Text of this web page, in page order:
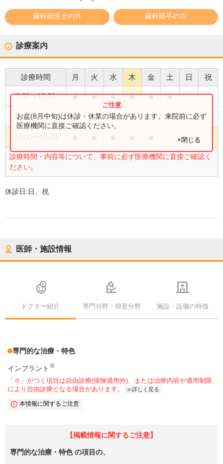
歯科衛生士の方 歯科助手の方
診療案内
診療時間 月 火 水 木 金 土 日 祝
9:00〜13:00 ● ● ● ● ● ●
14:00〜18:00 ●
診療時間・内容等について、事前に必ず医療機関に直接ご確認く
ださい。
お盆(8月中旬)は休診・休業の場合があります。来院前に必ず
医療機関に直接ご確認ください。
×閉じる
休診日:日、祝
医師・施設情報
ドクター紹介 専門分野・得意分野 施設・設備の特徴
専門的な治療・特色
インプラント ※
「※」がつく項目は自由診療(保険適用外)、または治療内容や適用制限
により自由診療となる場合があります。
詳しく見る
本情報に関するご注意
【掲載情報に関するご注意】
専門的な治療・特色の項目の、